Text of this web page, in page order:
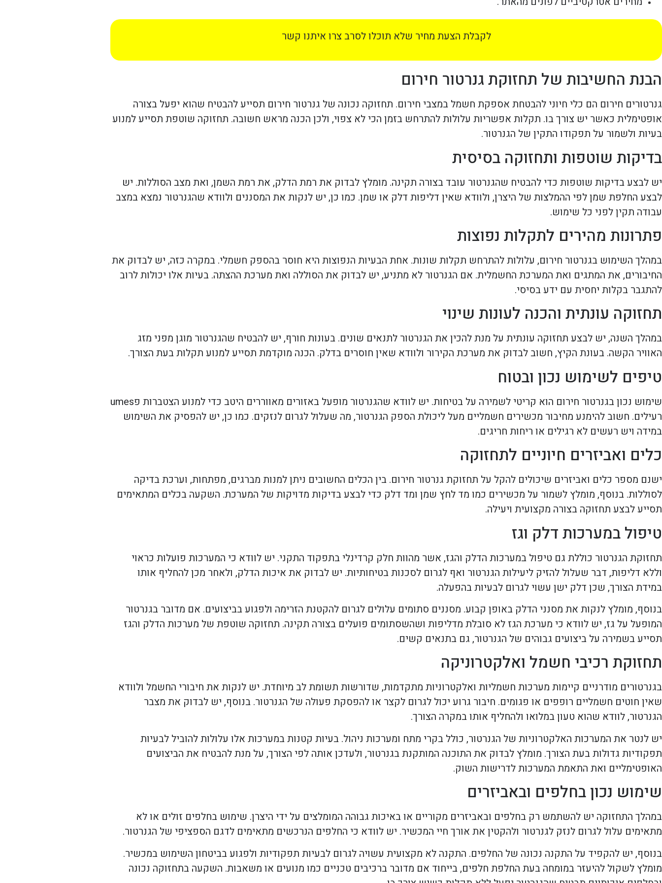
לקבלת הצעת מחיר שלא תוכלו לסרב צרו איתנו קשר
הבנת החשיבות של תחזוקת גנרטור חירום
גנרטורים חירום הם כלי חיוני להבטחת אספקת חשמל במצבי חירום. תחזוקה נכונה של גנרטור חירום תסייע להבטיח שהוא יפעל בצורה
אופטימלית כאשר יש צורך בו. תקלות אפשריות עלולות להתרחש בזמן הכי לא צפוי, ולכן הכנה מראש חשובה. תחזוקה שוטפת תסייע למנוע
בעיות ולשמור על תפקודו התקין של הגנרטור.
בדיקות שוטפות ותחזוקה בסיסית
יש לבצע בדיקות שוטפות כדי להבטיח שהגנרטור עובד בצורה תקינה. מומלץ לבדוק את רמת הדלק, את רמת השמן, ואת מצב הסוללות. יש
לבצע החלפת שמן לפי ההמלצות של היצרן, ולוודא שאין דליפות דלק או שמן. כמו כן, יש לנקות את המסננים ולוודא שהגנרטור נמצא במצב
עבודה תקין לפני כל שימוש.
פתרונות מהירים לתקלות נפוצות
במהלך השימוש בגנרטור חירום, עלולות להתרחש תקלות שונות. אחת הבעיות הנפוצות היא חוסר בהספק חשמלי. במקרה כזה, יש לבדוק את
החיבורים, את המתגים ואת המערכת החשמלית. אם הגנרטור לא מתניע, יש לבדוק את הסוללה ואת מערכת ההצתה. בעיות אלו יכולות לרוב
להתגבר בקלות יחסית עם ידע בסיסי.
תחזוקה עונתית והכנה לעונות שינוי
במהלך השנה, יש לבצע תחזוקה עונתית על מנת להכין את הגנרטור לתנאים שונים. בעונות חורף, יש להבטיח שהגנרטור מוגן מפני מזג
האוויר הקשה. בעונת הקיץ, חשוב לבדוק את מערכת הקירור ולוודא שאין חוסרים בדלק. הכנה מוקדמת תסייע למנוע תקלות בעת הצורך.
טיפים לשימוש נכון ובטוח
שימוש נכון בגנרטור חירום הוא קריטי לשמירה על בטיחות. יש לוודא שהגנרטור מופעל באזורים מאווררים היטב כדי למנוע הצטברות פumes
רעילים. חשוב להימנע מחיבור מכשירים חשמליים מעל ליכולת הספק הגנרטור, מה שעלול לגרום לנזקים. כמו כן, יש להפסיק את השימוש
במידה ויש רעשים לא רגילים או ריחות חריגים.
כלים ואביזרים חיוניים לתחזוקה
ישנם מספר כלים ואביזרים שיכולים להקל על תחזוקת גנרטור חירום. בין הכלים החשובים ניתן למנות מברגים, מפתחות, וערכת בדיקה
לסוללות. בנוסף, מומלץ לשמור על מכשירים כמו מד לחץ שמן ומד דלק כדי לבצע בדיקות מדויקות של המערכת. השקעה בכלים המתאימים
תסייע לבצע תחזוקה בצורה מקצועית ויעילה.
טיפול במערכות דלק וגז
תחזוקת הגנרטור כוללת גם טיפול במערכות הדלק והגז, אשר מהוות חלק קרדינלי בתפקוד התקני. יש לוודא כי המערכות פועלות כראוי
וללא דליפות, דבר שעלול להזיק ליעילות הגנרטור ואף לגרום לסכנות בטיחותיות. יש לבדוק את איכות הדלק, ולאחר מכן להחליף אותו
במידת הצורך, שכן דלק ישן עשוי לגרום לבעיות בהפעלה.
בנוסף, מומלץ לנקות את מסנני הדלק באופן קבוע. מסננים סתומים עלולים לגרום להקטנת הזרימה ולפגוע בביצועים. אם מדובר בגנרטור
המופעל על גז, יש לוודא כי מערכת הגז לא סובלת מדליפות ושהשסתומים פועלים בצורה תקינה. תחזוקה שוטפת של מערכות הדלק והגז
תסייע בשמירה על ביצועים גבוהים של הגנרטור, גם בתנאים קשים.
תחזוקת רכיבי חשמל ואלקטרוניקה
בגנרטורים מודרניים קיימות מערכות חשמליות ואלקטרוניות מתקדמות, שדורשות תשומת לב מיוחדת. יש לנקות את חיבורי החשמל ולוודא
שאין חוטים חשמליים רופפים או פגומים. חיבור גרוע יכול לגרום לקצר או להפסקת פעולה של הגנרטור. בנוסף, יש לבדוק את מצבר
הגנרטור, לוודא שהוא טעון במלואו ולהחליף אותו במקרה הצורך.
יש לנטר את המערכות האלקטרוניות של הגנרטור, כולל בקרי מתח ומערכות ניהול. בעיות קטנות במערכות אלו עלולות להוביל לבעיות
תפקודיות גדולות בעת הצורך. מומלץ לבדוק את התוכנה המותקנת בגנרטור, ולעדכן אותה לפי הצורך, על מנת להבטיח את הביצועים
האופטימליים ואת התאמת המערכות לדרישות השוק.
שימוש נכון בחלפים ובאביזרים
במהלך התחזוקה יש להשתמש רק בחלפים ובאביזרים מקוריים או באיכות גבוהה המומלצים על ידי היצרן. שימוש בחלפים זולים או לא
מתאימים עלול לגרום לנזק לגנרטור ולהקטין את אורך חיי המכשיר. יש לוודא כי החלפים הנרכשים מתאימים לדגם הספציפי של הגנרטור.
בנוסף, יש להקפיד על התקנה נכונה של החלפים. התקנה לא מקצועית עשויה לגרום לבעיות תפקודיות ולפגוע בביטחון השימוש במכשיר.
מומלץ לשקול להיעזר במומחה בעת החלפת חלפים, בייחוד אם מדובר ברכיבים טכניים כמו מנועים או משאבות. השקעה בתחזוקה נכונה